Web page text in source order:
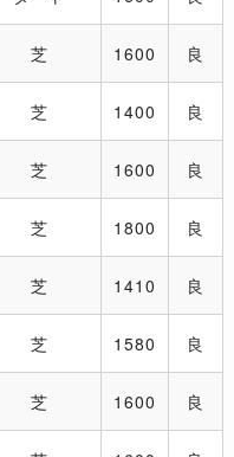
芝 1600 良
芝 1400 良
芝 1600 良
芝 1800 良
芝 1410 良
芝 1580 良
芝 1600 良